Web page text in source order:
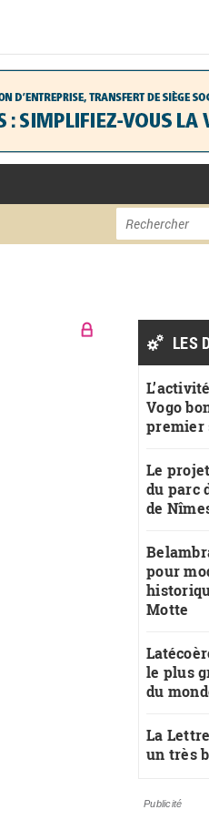
Rechercher
LES
Vogo
premier
Le
du parc
de
pour
Motte
le plus
du
La
un très
Publicité